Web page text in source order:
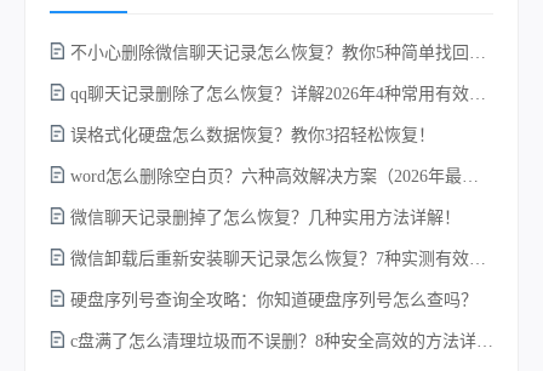
误格式化硬盘怎么数据恢复？教你3招轻松恢复！
微信聊天记录删掉了怎么恢复？几种实用方法详解！
硬盘序列号查询全攻略：你知道硬盘序列号怎么查吗？